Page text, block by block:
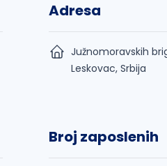
Adresa
Južnomoravskih
Leskovac, Srbija
Broj zaposlenih